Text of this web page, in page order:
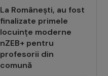
La Românești, au fost
finalizate primele
locuințe moderne
nZEB+ pentru
profesorii din
comună